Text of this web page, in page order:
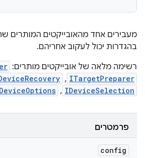
מעבירים אחד מהאובייקטים המותרים
בהגדרות יכול לעקוב אחריהם.
רשימה מלאה של אובייקטים מותרים:
ITargetPreparer
,
IDeviceSelection
,
פרמטרים
config